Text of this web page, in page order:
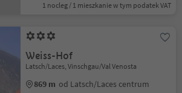
1 nocleg / 1 mieszkanie w tym podatek VAT
Weiss-Hof
Latsch/Laces, Vinschgau/Val Venosta
869 m od Latsch/Laces centrum